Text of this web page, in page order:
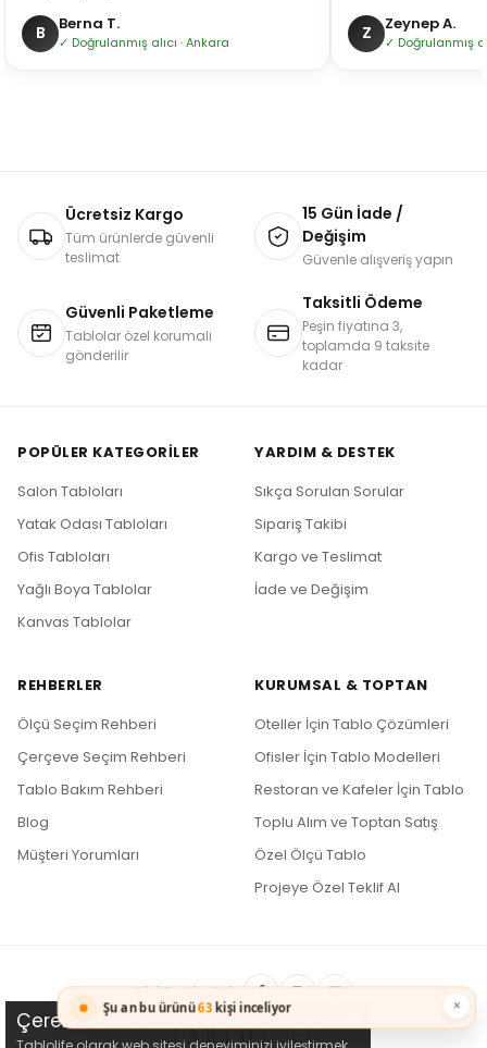
B Berna T.
✓ Doğrulanmış alıcı · Ankara Z Zeynep A.
✓ Doğrulanmış
Ücretsiz Kargo
Tüm ürünlerde güvenli
teslimat
15 Gün İade /
Değişim
Güvenle alışveriş yapın
Güvenli Paketleme
Tablolar özel korumalı
gönderilir
Taksitli Ödeme
Peşin fiyatına 3,
toplamda 9 taksite
kadar
POPÜLER KATEGORILER
Salon Tabloları
Yatak Odası Tabloları
Ofis Tabloları
Yağlı Boya Tablolar
Kanvas Tablolar
YARDIM & DESTEK
Sıkça Sorulan Sorular
Sipariş Takibi
Kargo ve Teslimat
İade ve Değişim
REHBERLER
Ölçü Seçim Rehberi
Çerçeve Seçim Rehberi
Tablo Bakım Rehberi
Blog
Müşteri Yorumları
KURUMSAL & TOPTAN
Oteller İçin Tablo Çözümleri
Ofisler İçin Tablo Modelleri
Restoran ve Kafeler İçin Tablo
Toplu Alım ve Toptan Satış
Özel Ölçü Tablo
Projeye Özel Teklif Al
Bizi Takip Edin
Çerez Kullanımı
×
Şu an bu ürünü63 kişi inceliyor